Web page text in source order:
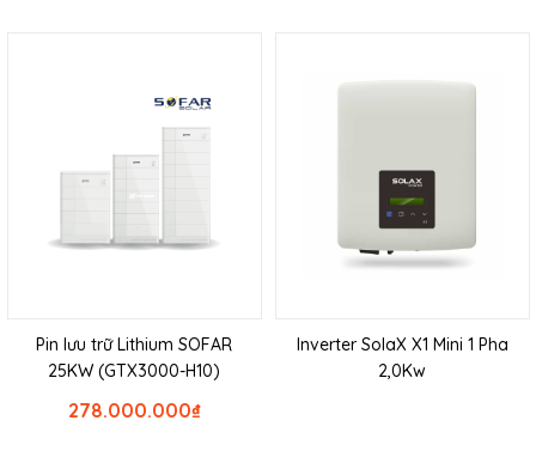
Pin lưu trữ Lithium SOFAR
25KW (GTX3000-H10)
₫
278.000.000
Inverter SolaX X1 Mini 1 Pha
2,0Kw